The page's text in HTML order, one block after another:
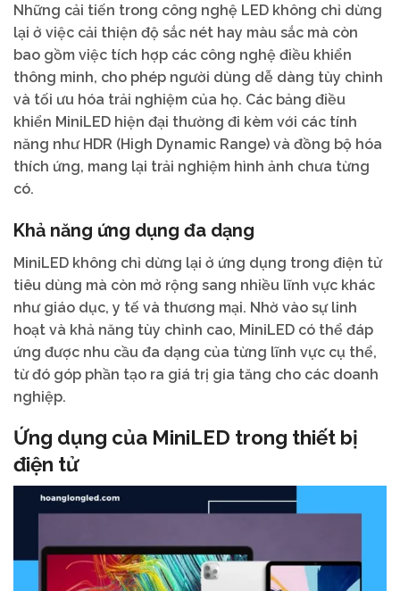
Những cải tiến trong công nghệ LED không chỉ dừng
lại ở việc cải thiện độ sắc nét hay màu sắc mà còn
bao gồm việc tích hợp các công nghệ điều khiển
thông minh, cho phép người dùng dễ dàng tùy chỉnh
và tối ưu hóa trải nghiệm của họ. Các bảng điều
khiển MiniLED hiện đại thường đi kèm với các tính
năng như HDR (High Dynamic Range) và đồng bộ hóa
thích ứng, mang lại trải nghiệm hình ảnh chưa từng
có.
Khả năng ứng dụng đa dạng
MiniLED không chỉ dừng lại ở ứng dụng trong điện tử
tiêu dùng mà còn mở rộng sang nhiều lĩnh vực khác
như giáo dục, y tế và thương mại. Nhờ vào sự linh
hoạt và khả năng tùy chỉnh cao, MiniLED có thể đáp
ứng được nhu cầu đa dạng của từng lĩnh vực cụ thể,
từ đó góp phần tạo ra giá trị gia tăng cho các doanh
nghiệp.
Ứng dụng của MiniLED trong thiết bị
điện tử